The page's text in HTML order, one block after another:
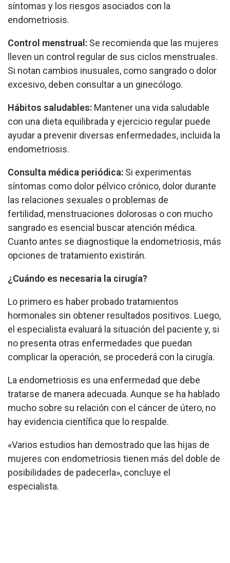
síntomas y los riesgos asociados con la
endometriosis.
Control menstrual: Se recomienda que las mujeres
lleven un control regular de sus ciclos menstruales.
Si notan cambios inusuales, como sangrado o dolor
excesivo, deben consultar a un ginecólogo.
Hábitos saludables: Mantener una vida saludable
con una dieta equilibrada y ejercicio regular puede
ayudar a prevenir diversas enfermedades, incluida la
endometriosis.
Consulta médica periódica: Si experimentas
síntomas como dolor pélvico crónico, dolor durante
las relaciones sexuales o problemas de
fertilidad, menstruaciones dolorosas o con mucho
sangrado es esencial buscar atención médica.
Cuanto antes se diagnostique la endometriosis, más
opciones de tratamiento existirán.
¿Cuándo es necesaria la cirugía?
Lo primero es haber probado tratamientos
hormonales sin obtener resultados positivos. Luego,
el especialista evaluará la situación del paciente y, si
no presenta otras enfermedades que puedan
complicar la operación, se procederá con la cirugía.
La endometriosis es una enfermedad que debe
tratarse de manera adecuada. Aunque se ha hablado
mucho sobre su relación con el cáncer de útero, no
hay evidencia científica que lo respalde.
«Varios estudios han demostrado que las hijas de
mujeres con endometriosis tienen más del doble de
posibilidades de padecerla», concluye el
especialista.